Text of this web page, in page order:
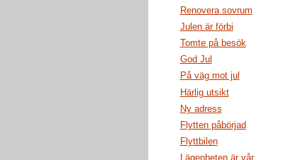
Renovera sovrum
Julen är förbi
Tomte på besök
God Jul
På väg mot jul
Härlig utsikt
Ny adress
Flytten påbörjad
Flyttbilen
Lägenheten är vår